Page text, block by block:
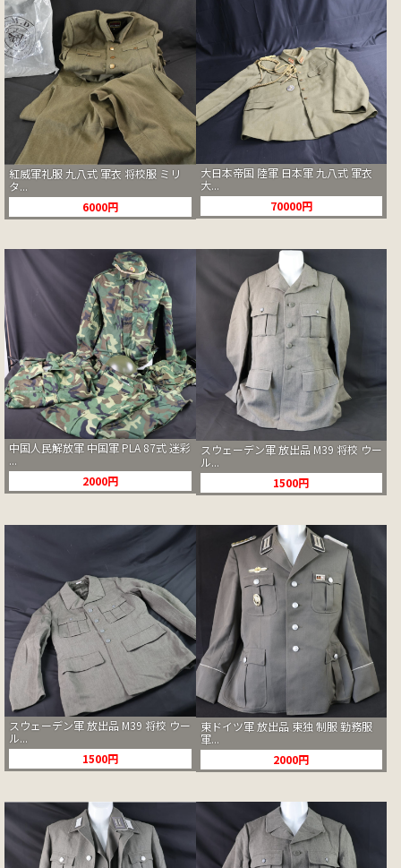
紅威軍礼服 九八式 軍衣 将校服 ミリ
タ...
6000円
大日本帝国 陸軍 日本軍 九八式 軍衣
大...
70000円
中国人民解放軍 中国軍 PLA 87式 迷彩
...
2000円
スウェーデン軍 放出品 M39 将校 ウー
ル...
1500円
スウェーデン軍 放出品 M39 将校 ウー
ル...
1500円
東ドイツ軍 放出品 東独 制服 勤務服
軍...
2000円